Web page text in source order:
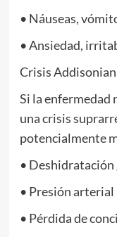
• Náuseas,
• Ansiedad,
Crisis
Si la enfermedad
una crisis
potencialmente
• Deshidratación
• Presión
• Pérdida de